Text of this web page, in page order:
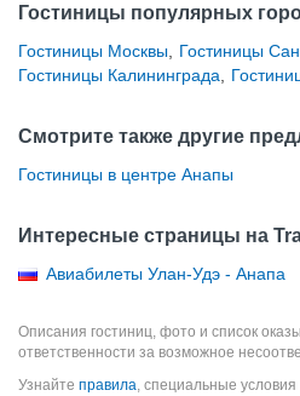
Гостиницы популярных
Гостиницы Москвы Гостиницы
Гостиницы Калининграда
Смотрите также другие
Гостиницы в центре Анапы
Интересные страницы на
Авиабилеты Улан-Удэ - Анапа
Описания гостиниц, фото и список
ответственности за возможное
Узнайте правила, специальные